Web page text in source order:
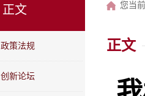
正文
政策法规
创新论坛
您当
正文